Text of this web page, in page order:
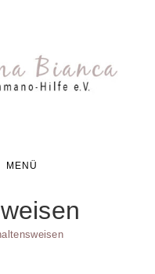
MENÜ